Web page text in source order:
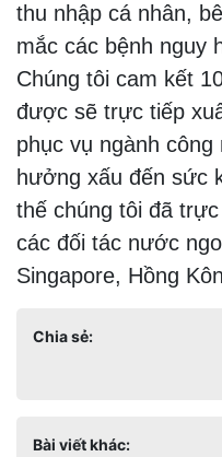
thu nhập cá nhân,
mắc các bệnh nguy
Chúng tôi cam kết
được sẽ trực tiếp
phục vụ ngành công
hưởng xấu đến sức
thế chúng tôi đã
các đối tác nước
Singapore, Hồng
Chia sẻ:
Bài viết khác: